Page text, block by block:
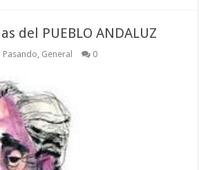
del PUEBLO ANDALUZ
Pasando, General 0